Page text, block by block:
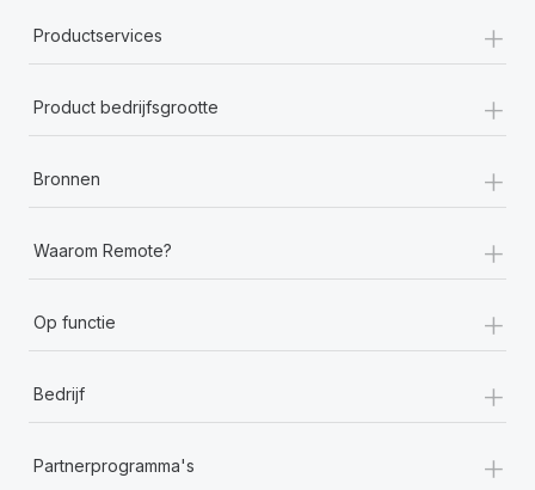
Productservices +
Product bedrijfsgrootte +
Bronnen +
Waarom Remote? +
Op functie +
Bedrijf +
Partnerprogramma's +